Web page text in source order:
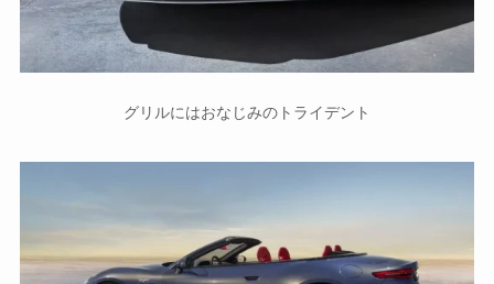
グリルにはおなじみのトライデント